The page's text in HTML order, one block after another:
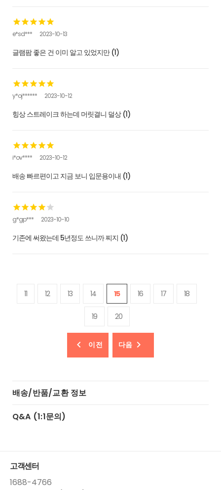
e*sd*** 2023-10-13
글램팜 좋은 건 이미 알고 있었지만 (1)
y*oj****** 2023-10-12
힝상 스트레이크 하는데 머릿결니 덜상 (1)
i*ov**** 2023-10-12
배송 빠르편이고 지금 보니 입문용이내 (1)
g*gp*** 2023-10-10
기존에 써왔는데 5년정도 쓰니까 찌지 (1)
11 12 13 14 15 16 17 18
19 20
이전 다음
배송/반품/교환 정보
Q&A (1:1문의)
고객센터
1688-4766